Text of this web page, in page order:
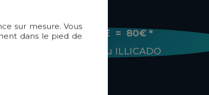
1 PARRAINAGE = 80€ *
en Carte cadeau ILLICADO
sur mesure. Vous
dans le pied de